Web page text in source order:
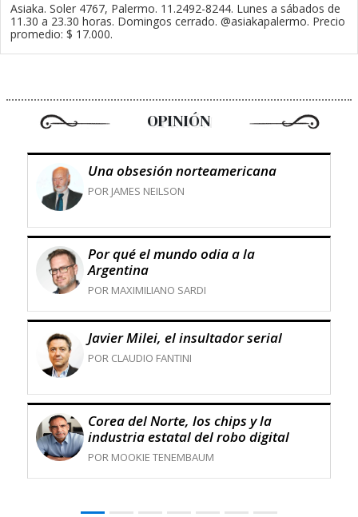
Asiaka. Soler 4767, Palermo. 11.2492-8244. Lunes a sábados de
11.30 a 23.30 horas. Domingos cerrado. @asiakapalermo. Precio
promedio: $ 17.000.
OPINIÓN
Una obsesión norteamericana
POR JAMES NEILSON
Por qué el mundo odia a la
Argentina
POR MAXIMILIANO SARDI
Javier Milei, el insultador serial
POR CLAUDIO FANTINI
Corea del Norte, los chips y la
industria estatal del robo digital
POR MOOKIE TENEMBAUM